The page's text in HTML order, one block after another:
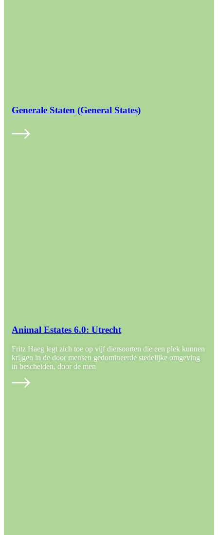
Generale Staten (General States)
Animal Estates 6.0: Utrecht
Fritz Haeg legt zich toe op vijf diersoorten die een plek kunnen
krijgen in de door mensen gedomineerde stedelijke omgeving
in bescheiden, door de men